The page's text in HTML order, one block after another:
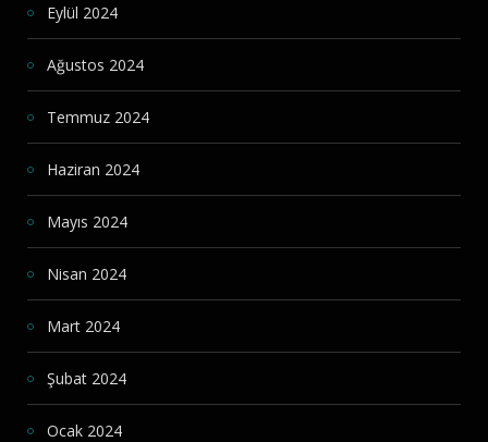
Eylül 2024
Ağustos 2024
Temmuz 2024
Haziran 2024
Mayıs 2024
Nisan 2024
Mart 2024
Şubat 2024
Ocak 2024